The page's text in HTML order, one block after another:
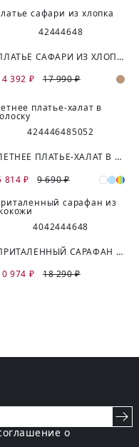
42444648
ПЛАТЬЕ САФАРИ ИЗ ХЛОПКА
392 ₽
17 990 ₽
424446485052
ЛЕТНЕЕ ПЛАТЬЕ-ХАЛАТ В ПОЛОСКУ
814 ₽
9 690 ₽
4042444648
ПРИТАЛЕННЫЙ САРАФАН ИЗ ЭКОКОЖИ
974 ₽
18 290 ₽
о